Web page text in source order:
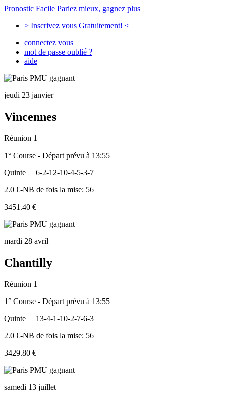
Pronostic Facile Pariez mieux, gagnez plus
> Inscrivez vous Gratuitement! <
connectez vous
mot de passe oublié ?
aide
jeudi 23 janvier
Vincennes
Réunion 1
1° Course - Départ prévu à 13:55
Quinte
6-2-12-10-4-5-3-7
2.0 €-NB de fois la mise: 56
3451.40 €
mardi 28 avril
Chantilly
Réunion 1
1° Course - Départ prévu à 13:55
Quinte
13-4-1-10-2-7-6-3
2.0 €-NB de fois la mise: 56
3429.80 €
samedi 13 juillet